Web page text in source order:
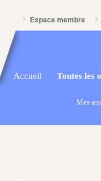
Espace membre
Accueil Toutes les
Mes